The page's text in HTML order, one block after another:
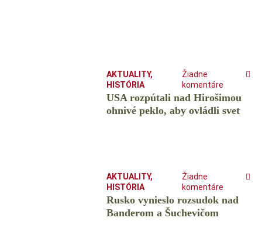
AKTUALITY,
HISTÓRIA
Žiadne
komentáre
USA rozpútali nad Hirošimou
ohnivé peklo, aby ovládli svet
AKTUALITY,
HISTÓRIA
Žiadne
komentáre
Rusko vynieslo rozsudok nad
Banderom a Šuchevičom